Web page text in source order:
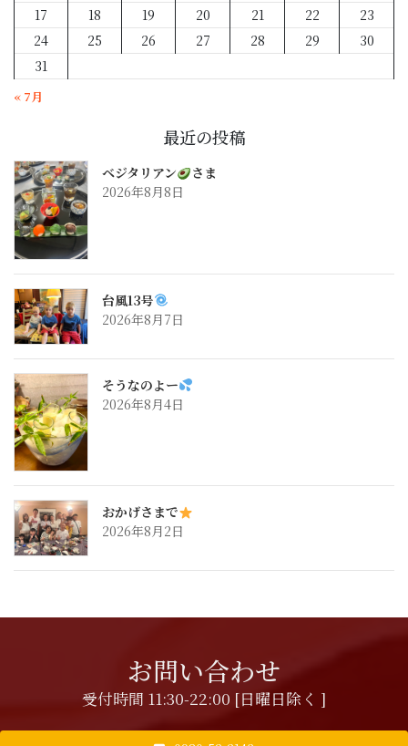
17
18 19 20 21 22
23
24
25 26 27 28 29
30
31
« 7月
最近の投稿
ベジタリアン
さま
2026年8月8日
台風13号
2026年8月7日
そうなのよー
2026年8月4日
おかげさまで
2026年8月2日
お問い合わせ
受付時間 11:30-22:00 [日曜日除く ]